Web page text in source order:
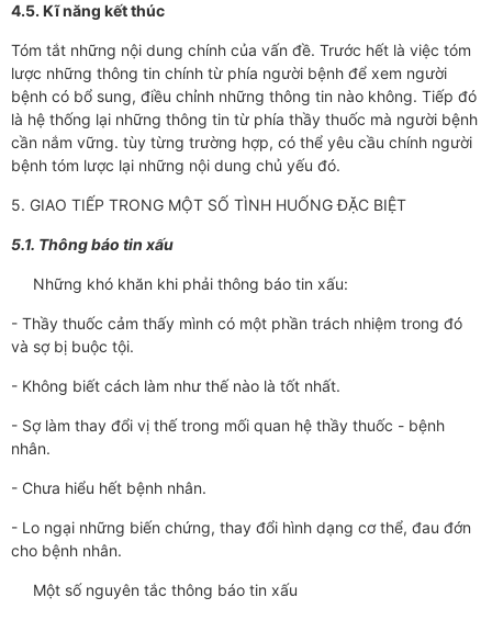
4.5. Kĩ năng kết thúc
Tóm tắt những nội dung chính của vấn đề. Trước hết là việc tóm
lược những thông tin chính từ phía người bệnh để xem người
bệnh có bổ sung, điều chỉnh những thông tin nào không. Tiếp đó
là hệ thống lại những thông tin từ phía thầy thuốc mà người bệnh
cần nắm vững. tùy từng trường hợp, có thể yêu cầu chính người
bệnh tóm lược lại những nội dung chủ yếu đó.
5. GIAO TIẾP TRONG MỘT SỐ TÌNH HUỐNG ĐẶC BIỆT
5.1. Thông báo tin xấu
Những khó khăn khi phải thông báo tin xấu:
- Thầy thuốc cảm thấy mình có một phần trách nhiệm trong đó
và sợ bị buộc tội.
- Không biết cách làm như thế nào là tốt nhất.
- Sợ làm thay đổi vị thế trong mối quan hệ thầy thuốc - bệnh
nhân.
- Chưa hiểu hết bệnh nhân.
- Lo ngại những biến chứng, thay đổi hình dạng cơ thể, đau đớn
cho bệnh nhân.
Một số nguyên tắc thông báo tin xấu